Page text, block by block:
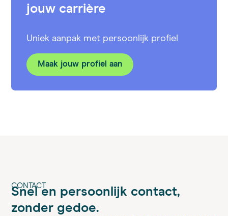
jouw carrière
Uniek aanpak met persoonlijk profiel
Maak jouw profiel aan
CONTACT
Snel en persoonlijk contact,
zonder gedoe.